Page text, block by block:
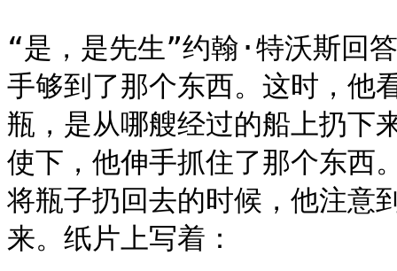
“是，是先生”约翰·特沃斯回
手够到了那个东西。这时，他
瓶，是从哪艘经过的船上扔下
使下，他伸手抓住了那个东西
将瓶子扔回去的时候，他注意
来。纸片上写着：